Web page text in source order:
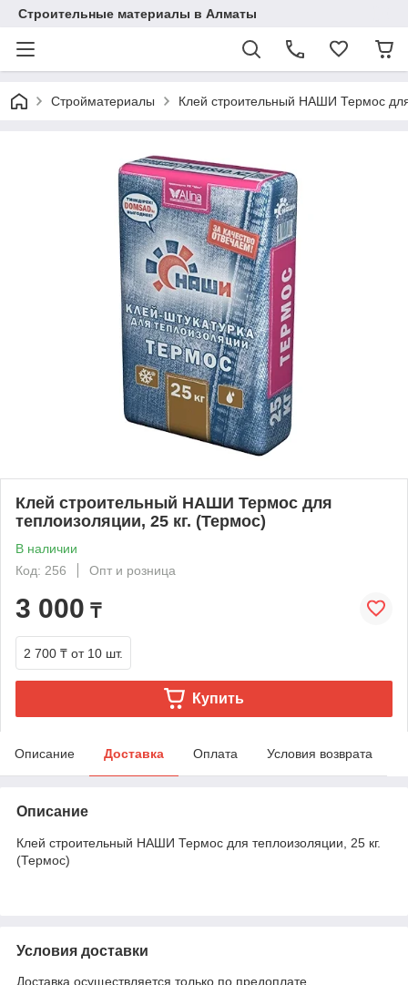
Строительные материалы в Алматы
Стройматериалы Клей строительный НАШИ Термос
Клей строительный НАШИ Термос для
теплоизоляции, 25 кг. (Термос)
В наличии
Код: 256
Опт и розница
3 000 ₸
2 700 ₸ от 10 шт.
Купить
Описание Доставка Оплата Условия возврата
Описание
Клей строительный НАШИ Термос для теплоизоляции, 25 кг.
(Термос)
Условия доставки
Доставка осуществляется только по предоплате.